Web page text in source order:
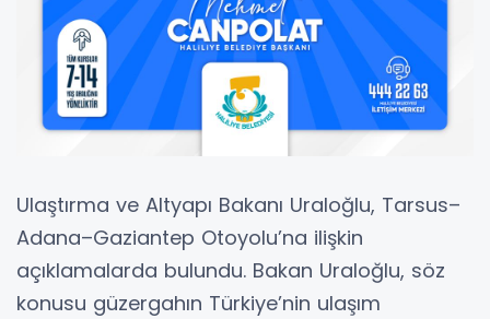
Ulaştırma ve Altyapı Bakanı Uraloğlu, Tarsus–
Adana–Gaziantep Otoyolu’na ilişkin
açıklamalarda bulundu. Bakan Uraloğlu, söz
konusu güzergahın Türkiye’nin ulaşım